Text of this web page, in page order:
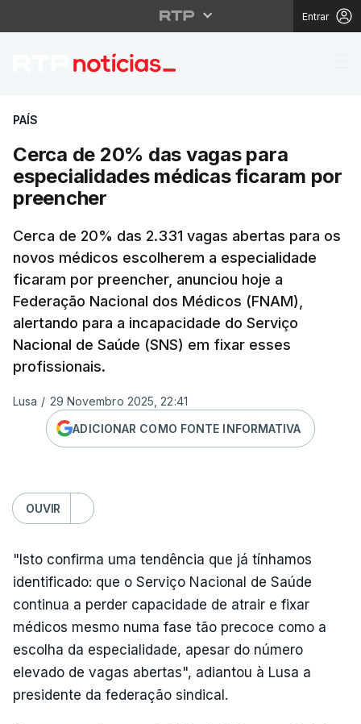
Entrar
Cerca de 20% das
PAÍS
Cerca de 20% das vagas para
especialidades médicas ficaram por
preencher
Cerca de 20% das 2.331 vagas abertas para os
novos médicos escolherem a especialidade
ficaram por preencher, anunciou hoje a
Federação Nacional dos Médicos (FNAM),
alertando para a incapacidade do Serviço
Nacional de Saúde (SNS) em fixar esses
profissionais.
Lusa / 29 Novembro 2025, 22:41
ADICIONAR COMO FONTE INFORMATIVA
OUVIR
"Isto confirma uma tendência que já tínhamos
identificado: que o Serviço Nacional de Saúde
continua a perder capacidade de atrair e fixar
médicos mesmo numa fase tão precoce como a
escolha da especialidade, apesar do número
elevado de vagas abertas", adiantou à Lusa a
presidente da federação sindical.